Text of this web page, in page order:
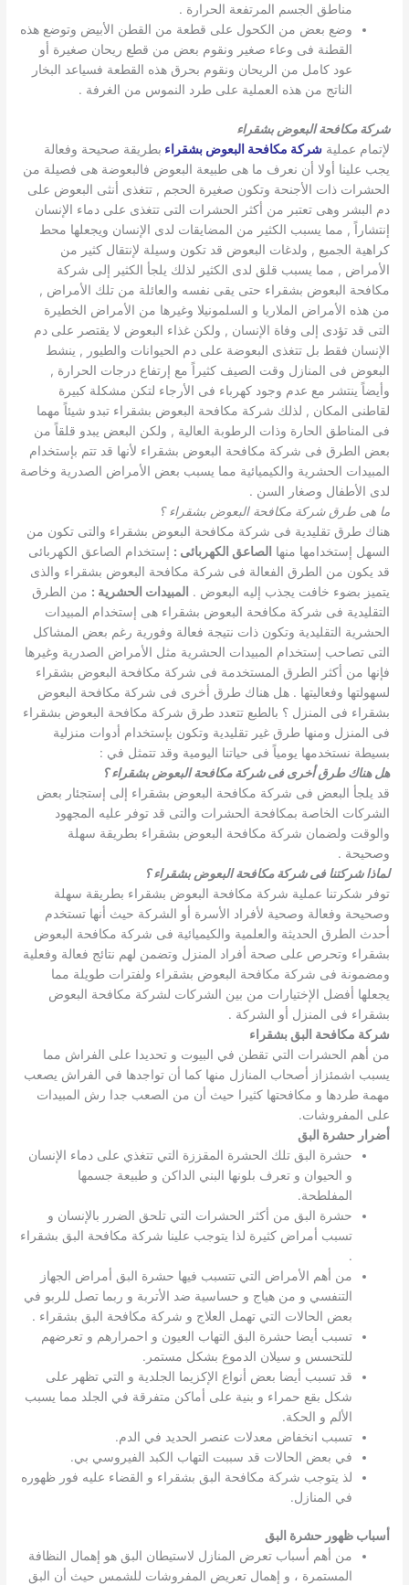
مناطق الجسم المرتفعة الحرارة .
وضع بعض من الكحول على قطعة من القطن الأبيض وتوضع هذه
القطنة فى وعاء صغير ونقوم بعض من قطع ريحان صغيرة أو
عود كامل من الريحان ونقوم بحرق هذه القطعة فسياعد البخار
الناتج من هذه العملية على طرد النموس من الغرفة .
شركة مكافحة البعوض بشقراء
لإتمام عملية شركة مكافحة البعوض بشقراء بطريقة صحيحة وفعالة
يجب علينا أولا أن نعرف ما هى طبيعة البعوض فالبعوضة هى فصيلة من
الحشرات ذات الأجنحة وتكون صغيرة الحجم , تتغذى أنثى البعوض على
دم البشر وهى تعتبر من أكثر الحشرات التى تتغذى على دماء الإنسان
إنتشاراً , مما يسبب الكثير من المضايقات لدى الإنسان ويجعلها محط
كراهية الجميع , ولدغات البعوض قد تكون وسيلة لإنتقال كثير من
الأمراض , مما يسبب قلق لدى الكثير لذلك يلجأ الكثير إلى شركة
مكافحة البعوض بشقراء حتى يقى نفسه والعائلة من تلك الأمراض ,
من هذه الأمراض الملاريا و السلمونيلا وغيرها من الأمراض الخطيرة
التى قد تؤدى إلى وفاة الإنسان , ولكن غذاء البعوض لا يقتصر على دم
الإنسان فقط بل تتغذى البعوضة على دم الحيوانات والطيور , ينشط
البعوض فى المنازل وقت الصيف كثيراً مع إرتفاع درجات الحرارة ,
وأيضاً ينتشر مع عدم وجود كهرباء فى الأرجاء لتكن مشكلة كبيرة
لقاطنى المكان , لذلك شركة مكافحة البعوض بشقراء تبدو شيئاً مهما
فى المناطق الحارة وذات الرطوبة العالية , ولكن البعض يبدو قلقاً من
بعض الطرق فى شركة مكافحة البعوض بشقراء لأنها قد تتم بإستخدام
المبيدات الحشرية والكيميائية مما يسبب بعض الأمراض الصدرية وخاصة
لدى الأطفال وصغار السن .
ما هى طرق شركة مكافحة البعوض بشقراء ؟
هناك طرق تقليدية فى شركة مكافحة البعوض بشقراء والتى تكون من
السهل إستخدامها منها الصاعق الكهربائى : إستخدام الصاعق الكهربائى
قد يكون من الطرق الفعالة فى شركة مكافحة البعوض بشقراء والذى
يتميز بضوء خافت يجذب إليه البعوض . المبيدات الحشرية : من الطرق
التقليدية فى شركة مكافحة البعوض بشقراء هى إستخدام المبيدات
الحشرية التقليدية وتكون ذات نتيجة فعالة وفورية رغم بعض المشاكل
التى تصاحب إستخدام المبيدات الحشرية مثل الأمراض الصدرية وغيرها
فإنها من أكثر الطرق المستخدمة فى شركة مكافحة البعوض بشقراء
لسهولتها وفعاليتها . هل هناك طرق أخرى فى شركة مكافحة البعوض
بشقراء فى المنزل ؟ بالطبع تتعدد طرق شركة مكافحة البعوض بشقراء
فى المنزل ومنها طرق غير تقليدية وتكون بإستخدام أدوات منزلية
بسيطة نستخدمها يومياً فى حياتنا اليومية وقد تتمثل في :
هل هناك طرق أخرى فى شركة مكافحة البعوض بشقراء ؟
قد يلجأ البعض فى شركة مكافحة البعوض بشقراء إلى إستجئار بعض
الشركات الخاصة بمكافحة الحشرات والتى قد توفر عليه المجهود
والوقت ولضمان شركة مكافحة البعوض بشقراء بطريقة سهلة
وصحيحة .
لماذا شركتنا فى شركة مكافحة البعوض بشقراء ؟
توفر شكرتنا عملية شركة مكافحة البعوض بشقراء بطريقة سهلة
وصحيحة وفعالة وصحية لأفراد الأسرة أو الشركة حيث أنها تستخدم
أحدث الطرق الحديثة والعلمية والكيميائية فى شركة مكافحة البعوض
بشقراء وتحرص على صحة أفراد المنزل وتضمن لهم نتائج فعالة وفعلية
ومضمونة فى شركة مكافحة البعوض بشقراء ولفترات طويلة مما
يجعلها أفضل الإختيارات من بين الشركات لشركة مكافحة البعوض
بشقراء فى المنزل أو الشركة .
شركة مكافحة البق بشقراء
من أهم الحشرات التي تقطن في البيوت و تحديدا على الفراش مما
يسبب اشمئزاز أصحاب المنازل منها كما أن تواجدها في الفراش يصعب
مهمة طردها و مكافحتها كثيرا حيث أن من الصعب جدا رش المبيدات
على المفروشات.
أضرار حشرة البق
حشرة البق تلك الحشرة المقززة التي تتغذي على دماء الإنسان
و الحيوان و تعرف بلونها البني الداكن و طبيعة جسمها
المفلطحة.
حشرة البق من أكثر الحشرات التي تلحق الضرر بالإنسان و
تسبب أمراض كثيرة لذا يتوجب علينا شركة مكافحة البق بشقراء
.
من أهم الأمراض التي تتسبب فيها حشرة البق أمراض الجهاز
التنفسي و من هياج و حساسية ضد الأتربة و ربما تصل للربو في
بعض الحالات التي تهمل العلاج و شركة مكافحة البق بشقراء .
تسبب أيضا حشرة البق التهاب العيون و احمرارهم و تعرضهم
للتحسس و سيلان الدموع بشكل مستمر.
قد تسبب أيضا بعض أنواع الإكزيما الجلدية و التي تظهر على
شكل بقع حمراء و بنية على أماكن متفرقة في الجلد مما يسبب
الألم و الحكة.
تسبب انخفاض معدلات عنصر الحديد في الدم.
في بعض الحالات قد سببت التهاب الكبد الفيروسي بي.
لذ يتوجب شركة مكافحة البق بشقراء و القضاء عليه فور ظهوره
في المنازل.
أسباب ظهور حشرة البق
من أهم أسباب تعرض المنازل لاستيطان البق هو إهمال النظافة
المستمرة ، و إهمال تعريض المفروشات للشمس حيث أن البق